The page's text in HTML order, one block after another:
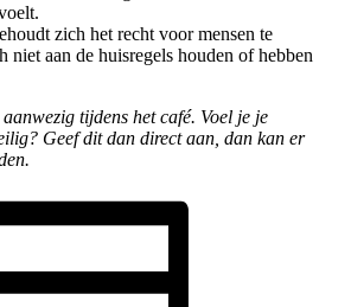
zich het recht voor mensen te
niet aan de huisregels houden of hebben
tijdens het café. Voel je je
Geef dit dan direct aan, dan kan er